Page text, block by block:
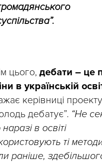
цього, дебати – це
в українській
керівниці проекту
дебатує”. “Не
в освіті
ті
раніше,